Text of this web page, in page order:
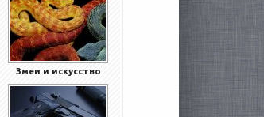
Змеи и искусство